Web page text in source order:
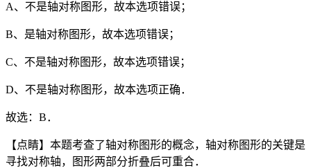
A、不是轴对称图形，故本选项错误；
B、是轴对称图形，故本选项错误；
C、不是轴对称图形，故本选项错误；
D、不是轴对称图形，故本选项正确．
故选：B．
【点睛】本题考查了轴对称图形的概念，轴对称图形的关键是
寻找对称轴，图形两部分折叠后可重合．